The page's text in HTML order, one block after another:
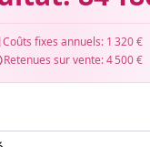
Coûts fixes annuels: 1 320 €
Retenues sur vente:4 500 €